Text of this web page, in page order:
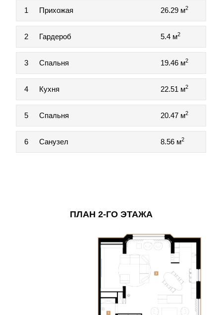
1 Прихожая 26.29 м2
2 Гардероб 5.4 м2
3 Спальня 19.46 м2
4 Кухня 22.51 м2
5 Спальня 20.47 м2
6 Санузел 8.56 м2
ПЛАН 2-ГО ЭТАЖА